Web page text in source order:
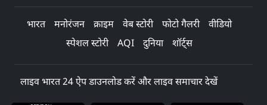
भारत मनोरंजन क्राइम वेब स्टोरी फोटो गैलरी
वीडियो
स्पेशल स्टोरी
AQI दुनिया शॉर्ट्स
लाइव भारत 24 ऐप डाउनलोड करें और लाइव समाचार देखें